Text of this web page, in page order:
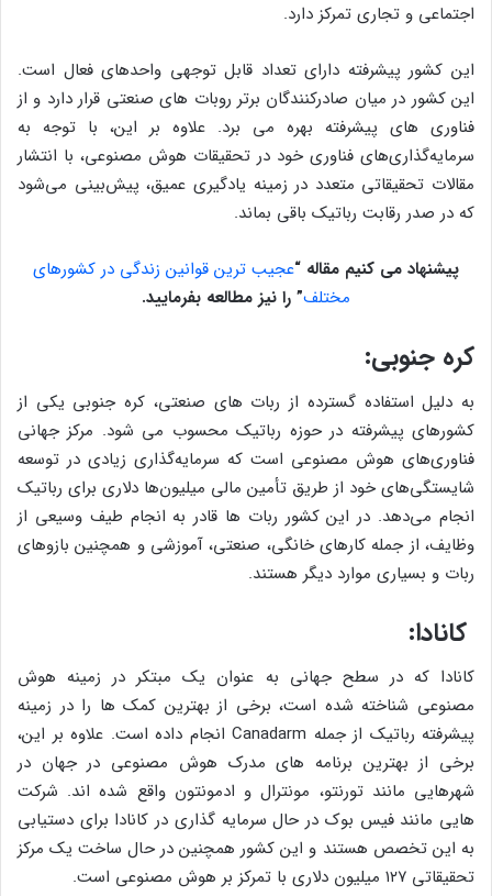
اجتماعی و تجاری تمرکز دارد.
این کشور پیشرفته دارای تعداد قابل توجهی واحدهای فعال است.
این کشور در میان صادرکنندگان برتر روبات های صنعتی قرار دارد و از
فناوری های پیشرفته بهره می برد. علاوه بر این، با توجه به
سرمایه‌گذاری‌های فناوری خود در تحقیقات هوش مصنوعی، با انتشار
مقالات تحقیقاتی متعدد در زمینه یادگیری عمیق، پیش‌بینی می‌شود
که در صدر رقابت رباتیک باقی بماند.
پیشنهاد می کنیم مقاله “عجیب ترین قوانین زندگی در کشورهای
مختلف” را نیز مطالعه بفرمایید.
کره جنوبی:
به دلیل استفاده گسترده از ربات های صنعتی، کره جنوبی یکی از
کشورهای پیشرفته در حوزه رباتیک محسوب می شود. مرکز جهانی
فناوری‌های هوش مصنوعی است که سرمایه‌گذاری زیادی در توسعه
شایستگی‌های خود از طریق تأمین مالی میلیون‌ها دلاری برای رباتیک
انجام می‌دهد. در این کشور ربات ها قادر به انجام طیف وسیعی از
وظایف، از جمله کارهای خانگی، صنعتی، آموزشی و همچنین بازوهای
ربات و بسیاری موارد دیگر هستند.
کانادا:
کانادا که در سطح جهانی به عنوان یک مبتکر در زمینه هوش
مصنوعی شناخته شده است، برخی از بهترین کمک ها را در زمینه
پیشرفته رباتیک از جمله Canadarm انجام داده است. علاوه بر این،
برخی از بهترین برنامه های مدرک هوش مصنوعی در جهان در
شهرهایی مانند تورنتو، مونترال و ادمونتون واقع شده اند. شرکت
هایی مانند فیس بوک در حال سرمایه گذاری در کانادا برای دستیابی
به این تخصص هستند و این کشور همچنین در حال ساخت یک مرکز
تحقیقاتی ۱۲۷ میلیون دلاری با تمرکز بر هوش مصنوعی است.